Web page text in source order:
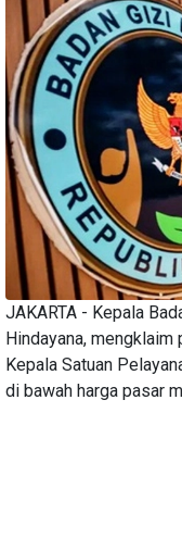
JAKARTA - Kepala
Hindayana,
Kepala Satuan
di bawah harga pasar